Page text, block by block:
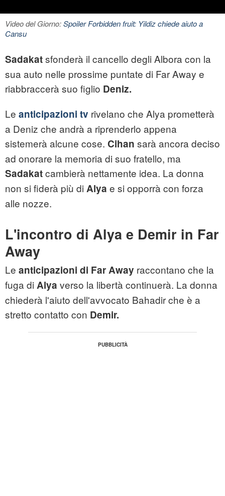
Video del Giorno:Spoiler Forbidden fruit: Yildiz chiede aiuto a
Cansu
Sadakatsfonderà il cancello degli Albora con la
sua auto nelle prossime puntate di Far Away e
riabbraccerà suo figlio Deniz.
Le anticipazioni tv rivelano che Alya prometterà
a Deniz che andrà a riprenderlo appena
sistemerà alcune cose. Cihan sarà ancora deciso
ad onorare la memoria di suo fratello, ma
Sadakatcambierà nettamente idea. La donna
non si fiderà più di Alya e si opporrà con forza
alle nozze.
L'incontro di Alya e Demir in Far
Away
Le anticipazioni di Far Away raccontano che la
fuga di Alya verso la libertà continuerà. La donna
chiederà l'aiuto dell'avvocato Bahadir che è a
stretto contatto con Demir.